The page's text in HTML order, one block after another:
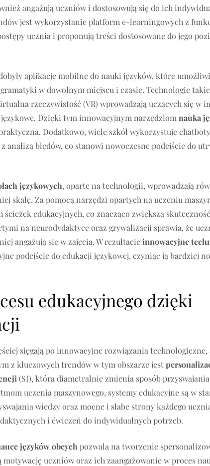
angażują uczniów i dostosowują się do ich
jest wykorzystanie platform e-learningowych z
ucznia i proponują treści dostosowane do jego
aplikacje mobilne do nauki języków, które
w dowolnym miejscu i czasie. Technologie
rzeczywistość (VR) wprowadzają uczących się w
Dzięki tym innowacyjnym narzędziomnauka
Dodatkowo, wiele szkół wykorzystuje
analizą błędów, co stanowi nowoczesne podejście do
językowych, oparte na technologii, wprowadzają
skalę. Za pomocą narzędzi opartych na uczeniu
edukacyjnych, co znacząco zwiększa
na neurodydaktyce oraz grywalizacji sprawia, że
angażują się w zajęcia. W rezultacieinnowacyjne
podejście do edukacji językowej, czyniąc ją bardziej
edukacyjnego dzięki
sięgają po innowacyjne rozwiązania technologiczne,
z kluczowych trendów w tym obszarze jest
(SI), która diametralnie zmienia sposób
uczenia maszynowego, systemy edukacyjne są w
wiedzy oraz mocne i słabe strony każdego
i ćwiczeń do indywidualnych potrzeb.
języków obcych pozwala na tworzenie
uczniów oraz ich zaangażowanie w proces